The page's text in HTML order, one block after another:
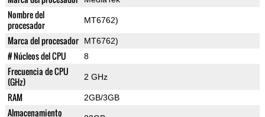
Nombre del
procesador
MT6762)
Marca del procesador MT6762)
# Núcleos del CPU 8
Frecuencia de CPU
(GHz)
2 GHz
RAM 2GB/3GB
Almacenamiento